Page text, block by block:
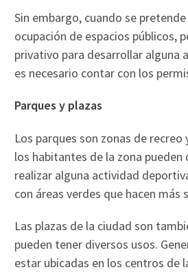
Sin embargo, cuando se pretende
ocupación de espacios públicos,
privativo para desarrollar alguna
es necesario contar con los
Parques y plazas
Los parques son zonas de
los habitantes de la zona pueden
realizar alguna actividad
con áreas verdes que hacen más
Las plazas de la ciudad son
pueden tener diversos usos.
estar ubicadas en los centros de